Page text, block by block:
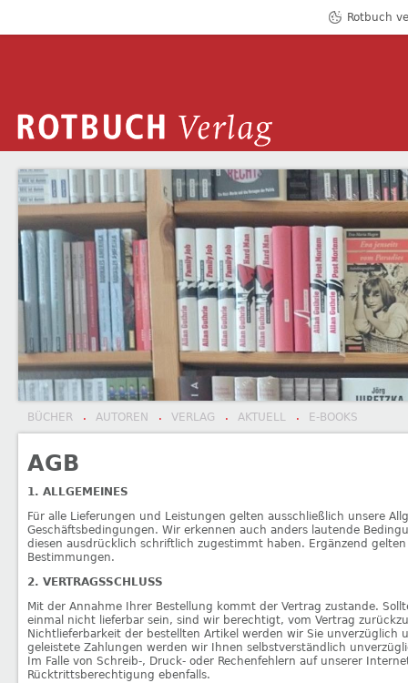
Rotbuch
ROTBUCH VERLAG
AGB
BÜCHER · AUTOREN · VERLAG · AKTUELL · E-BOOKS
AGB
1. ALLGEMEINES
Für alle Lieferungen und Leistungen gelten ausschließlich unsere
Geschäftsbedingungen. Wir erkennen auch anders lautende
diesen ausdrücklich schriftlich zugestimmt haben. Ergänzend
Bestimmungen.
2. VERTRAGSSCHLUSS
Mit der Annahme Ihrer Bestellung kommt der Vertrag zustande.
einmal nicht lieferbar sein, sind wir berechtigt, vom Vertrag
Nichtlieferbarkeit der bestellten Artikel werden wir Sie unverzüglich
geleistete Zahlungen werden wir Ihnen selbstverständlich
Im Falle von Schreib-, Druck- oder Rechenfehlern auf unserer
Rücktrittsberechtigung ebenfalls.